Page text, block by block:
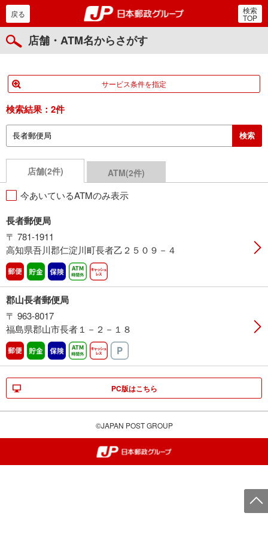
郵便局・日本郵政グルー
戻る 検索
TOP
店舗・ATM名からさがす
サービス条件を指定
検索結果： 2件
店舗(2件) ATM(2件)
今あいているATMのみ表示
長者郵便局
〒 781-1911
高知県吾川郡仁淀川町長者乙２５０９－４
郵便 貯金 保険 ATM時間外
郡山長者郵便局
〒 963-8017
福島県郡山市長者１－２－１８
郵便 貯金 保険 ATM時間外キャッシュレス
PC版はこちら
©JAPAN POST GROUP